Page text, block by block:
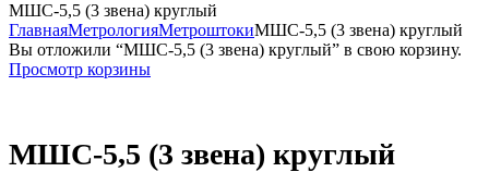
МШС-5,5 (3 звена) круглый
ГлавнаяМетрологияМетроштокиМШС-5,5 (3 звена) круглый
Вы отложили “МШС-5,5 (3 звена) круглый” в свою корзину.
Просмотр корзины
МШС-5,5 (3 звена) круглый